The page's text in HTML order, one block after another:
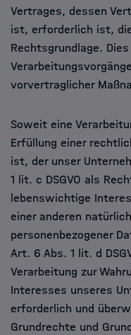
Vertrages, dessen
ist, erforderlich ist,
Rechtsgrundlage.
vorvertraglicher
Soweit eine
Erfüllung einer
ist, der unser
1 lit. c DSGVO als
lebenswichtige
einer anderen
personenbezogener
Art. 6 Abs. 1 lit. d
Verarbeitung zur
Interesses unseres
erforderlich und
Grundrechte und